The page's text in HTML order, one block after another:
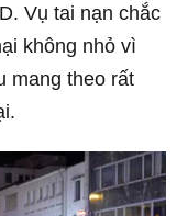
Vụ tai nạn chắc
không nhỏ vì
mang theo rất